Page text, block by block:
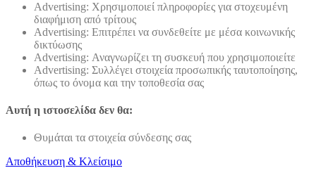
Advertising: Χρησιμοποιεί πληροφορίες για στοχευμένη
διαφήμιση από τρίτους
Advertising: Επιτρέπει να συνδεθείτε με μέσα κοινωνικής
δικτύωσης
Advertising: Αναγνωρίζει τη συσκευή που χρησιμοποιείτε
Advertising: Συλλέγει στοιχεία προσωπικής ταυτοποίησης,
όπως το όνομα και την τοποθεσία σας
Αυτή η ιστοσελίδα δεν θα:
Θυμάται τα στοιχεία σύνδεσης σας
Αποθήκευση & Κλείσιμο